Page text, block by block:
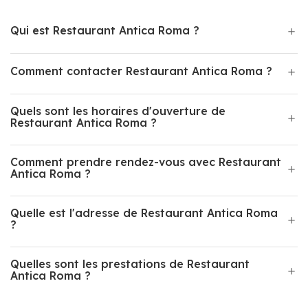
Qui est Restaurant Antica Roma ?
Comment contacter Restaurant Antica Roma ?
Quels sont les horaires d'ouverture de
Restaurant Antica Roma ?
Comment prendre rendez-vous avec Restaurant
Antica Roma ?
Quelle est l'adresse de Restaurant Antica Roma
?
Quelles sont les prestations de Restaurant
Antica Roma ?